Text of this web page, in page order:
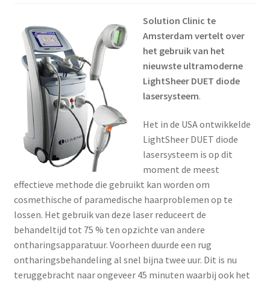
Seksualiteit
Tampons
Stimulatie, vibrators
Verzorgingsproducten
Wasbaar maandverband
Wasbare zoogcompressen
Oefenbroekjes – zindelijkheidstraining
Yoni eggs
Solution Clinic te
Amsterdam vertelt over
het gebruik van het
nieuwste ultramoderne
LightSheer DUET diode
lasersysteem.
Het in de USA ontwikkelde
LightSheer DUET diode
lasersysteem is op dit
moment de meest
effectieve methode die gebruikt kan worden om
cosmethische of paramedische haarproblemen op te
lossen. Het gebruik van deze laser reduceert de
behandeltijd tot 75 % ten opzichte van andere
ontharingsapparatuur. Voorheen duurde een rug
ontharingsbehandeling al snel bijna twee uur. Dit is nu
teruggebracht naar ongeveer 45 minuten waarbij ook het